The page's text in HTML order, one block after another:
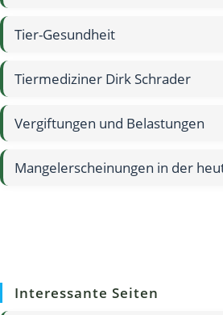
Tier-Gesundheit
Tiermediziner Dirk Schrader
Vergiftungen und Belastungen
Mangelerscheinungen in der
Interessante Seiten